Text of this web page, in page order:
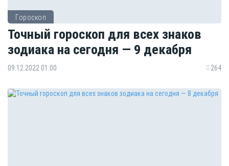
Гороскоп
Точный гороскоп для всех знаков
зодиака на сегодня — 9 декабря
09.12.2022 01:00 264